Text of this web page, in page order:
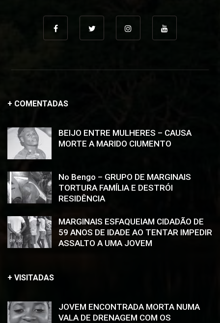
+ COMENTADAS
BEIJO ENTRE MULHERES – CAUSA
MORTE A MARIDO CIUMENTO
No Bengo – GRUPO DE MARGINAIS
TORTURA FAMÍLIA E DESTRÓI
RESIDÊNCIA
MARGINAIS ESFAQUEIAM CIDADÃO DE
59 ANOS DE IDADE AO TENTAR IMPEDIR
ASSALTO A UMA JOVEM
+ VISITADAS
JOVEM ENCONTRADA MORTA NUMA
VALA DE DRENAGEM COM OS